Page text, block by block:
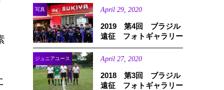
写真 April 29 2020
2019 第4回 ブラジル
遠征 フォトギャラリー
ジュニアユース April 27, 2020
2018 第3回 ブラジル
遠征 フォトギャラリー